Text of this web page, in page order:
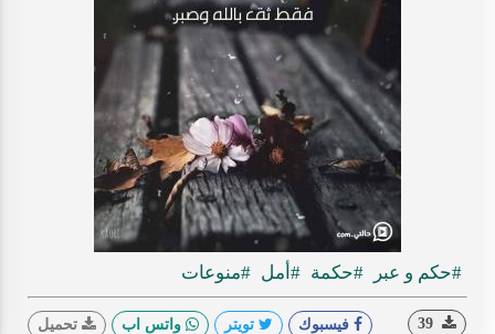
#حكم و عبر #حكمة #أمل #منوعات
فيسبوك تويتر واتس اب تحميل